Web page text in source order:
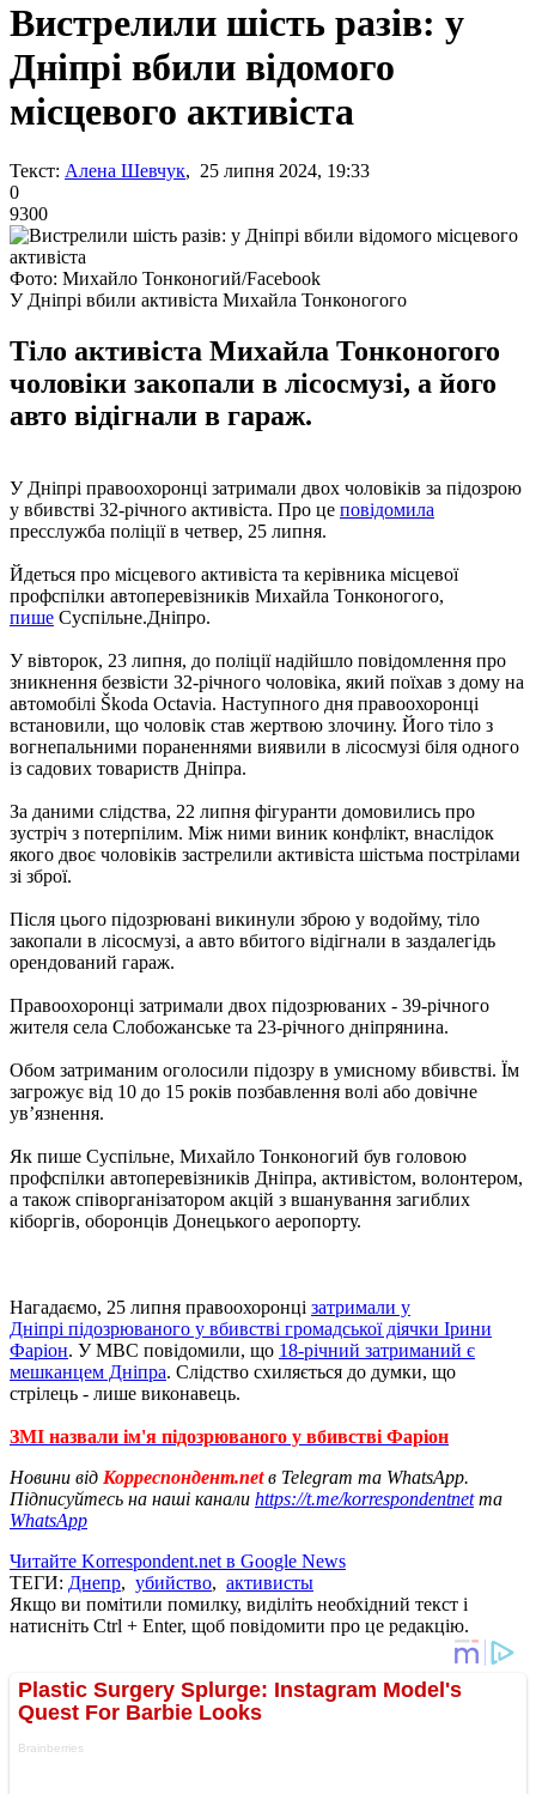
Вистрелили шість разів: у
Дніпрі вбили відомого
місцевого активіста
Текст: Алена Шевчук, 25 липня 2024, 19:33
0
9300
Фото: Михайло Тонконогий/Facebook
У Дніпрі вбили активіста Михайла Тонконогого
Тіло активіста Михайла Тонконогого
чоловіки закопали в лісосмузі, а його
авто відігнали в гараж.
У Дніпрі правоохоронці затримали двох чоловіків за підозрою
у вбивстві 32-річного активіста. Про це повідомила
пресслужба поліції в четвер, 25 липня.
Йдеться про місцевого активіста та керівника місцевої
профспілки автоперевізників Михайла Тонконогого,
пише Суспільне.Дніпро.
У вівторок, 23 липня, до поліції надійшло повідомлення про
зникнення безвісти 32-річного чоловіка, який поїхав з дому на
автомобілі Škoda Octavia. Наступного дня правоохоронці
встановили, що чоловік став жертвою злочину. Його тіло з
вогнепальними пораненнями виявили в лісосмузі біля одного
із садових товариств Дніпра.
За даними слідства, 22 липня фігуранти домовились про
зустріч з потерпілим. Між ними виник конфлікт, внаслідок
якого двоє чоловіків застрелили активіста шістьма пострілами
зі зброї.
Після цього підозрювані викинули зброю у водойму, тіло
закопали в лісосмузі, а авто вбитого відігнали в заздалегідь
орендований гараж.
Правоохоронці затримали двох підозрюваних - 39-річного
жителя села Слобожанське та 23-річного дніпрянина.
Обом затриманим оголосили підозру в умисному вбивстві. Їм
загрожує від 10 до 15 років позбавлення волі або довічне
ув’язнення.
Як пише Суспільне, Михайло Тонконогий був головою
профспілки автоперевізників Дніпра, активістом, волонтером,
а також співорганізатором акцій з вшанування загиблих
кіборгів, оборонців Донецького аеропорту.
Нагадаємо, 25 липня правоохоронці затримали у
Дніпрі підозрюваного у вбивстві громадської діячки Ірини
Фаріон. У МВС повідомили, що 18-річний затриманий є
мешканцем Дніпра. Слідство схиляється до думки, що
стрілець - лише виконавець.
ЗМІ назвали ім'я підозрюваного у вбивстві Фаріон
Новини від Корреспондент.netв Telegram та WhatsApp.
Підписуйтесь на наші канали https://t.me/korrespondentnetта
WhatsApp
Читайте Korrespondent.net в Google News
ТЕГИ: Днепр, убийство, активисты
Якщо ви помітили помилку, виділіть необхідний текст і
натисніть Ctrl + Enter, щоб повідомити про це редакцію.